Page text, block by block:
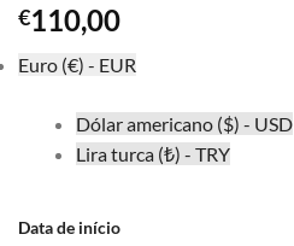
€110,00
Euro (€) - EUR
Dólar americano ($) - USD
Lira turca (₺) - TRY
Data de início